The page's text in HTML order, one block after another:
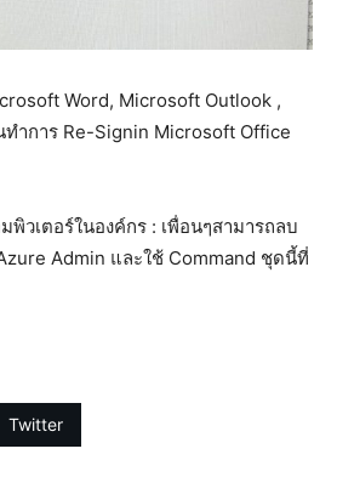
Word, Microsoft Outlook ,
ำการ Re-Signin Microsoft Office
วเตอร์ในองค์กร : เพื่อนๆสามารถลบ
Admin และใช้ Command ชุดนี้ที่
Twitter